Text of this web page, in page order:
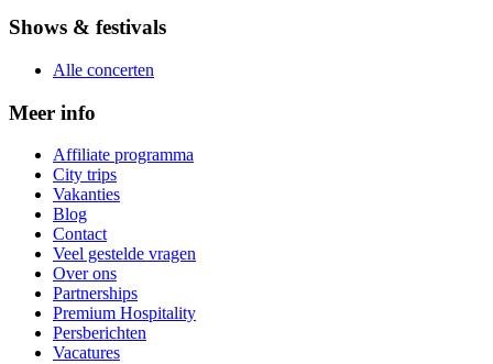
Shows & festivals
Alle concerten
Meer info
Affiliate programma
City trips
Vakanties
Blog
Contact
Veel gestelde vragen
Over ons
Partnerships
Premium Hospitality
Persberichten
Vacatures